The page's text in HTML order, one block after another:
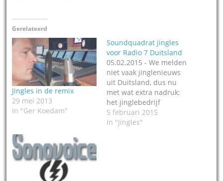
Gerelateerd
Jingles in de remix
29 mei 2013
In "Ger Koedam"
Soundquadrat jingles
voor Radio 7 Duitsland
05.02.2015 - We melden
niet vaak jinglenieuws
uit Duitsland, dus nu
met wat extra nadruk:
het jinglebedrijf
Soundquadrat in
Stuttgart heeft de
5 februari 2015
In "Jingles"